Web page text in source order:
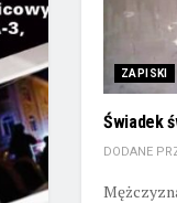
ZAPISKI
Świadek
DODANE